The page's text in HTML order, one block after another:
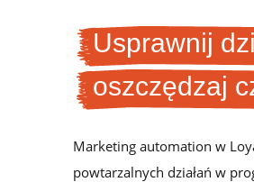
o platformie Loyalty Starter myślą jej
o konfiguracji programu
Usprawnij
oszczędzaj
Marketing automation w
powtarzalnych działań w